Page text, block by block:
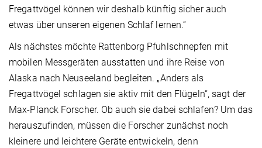
Fregattvögel können wir deshalb künftig sicher auch
etwas über unseren eigenen Schlaf lernen.“
Als nächstes möchte Rattenborg Pfuhlschnepfen mit
mobilen Messgeräten ausstatten und ihre Reise von
Alaska nach Neuseeland begleiten. „Anders als
Fregattvögel schlagen sie aktiv mit den Flügeln“, sagt der
Max-Planck Forscher. Ob auch sie dabei schlafen? Um das
herauszufinden, müssen die Forscher zunächst noch
kleinere und leichtere Geräte entwickeln, denn